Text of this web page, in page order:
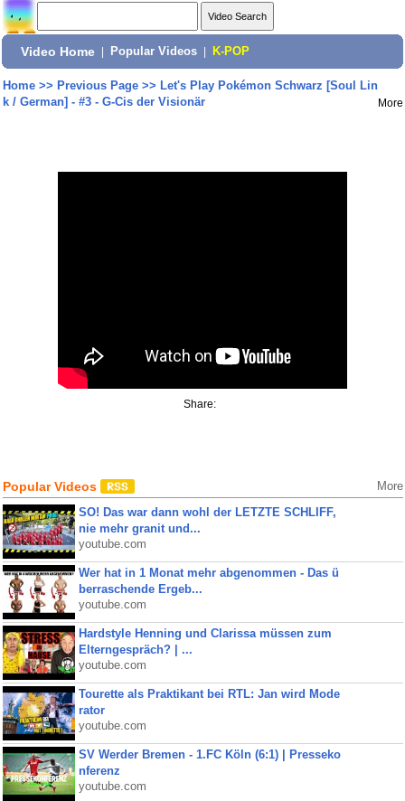
Video Home Popular Videos K-POP
Home>> Previous Page>> Let's Play Pokémon Schwarz [Soul Lin
k / German] - #3 - G-Cis der Visionär
More
Share:
Popular Videos More
SO! Das war dann wohl der LETZTE SCHLIFF,
nie mehr granit und...
youtube.com
Wer hat in 1 Monat mehr abgenommen - Das ü
berraschende Ergeb...
youtube.com
Hardstyle Henning und Clarissa müssen zum
Elterngespräch? | ...
youtube.com
Tourette als Praktikant bei RTL: Jan wird Mode
rator
youtube.com
SV Werder Bremen - 1.FC Köln (6:1) | Presseko
nferenz
youtube.com